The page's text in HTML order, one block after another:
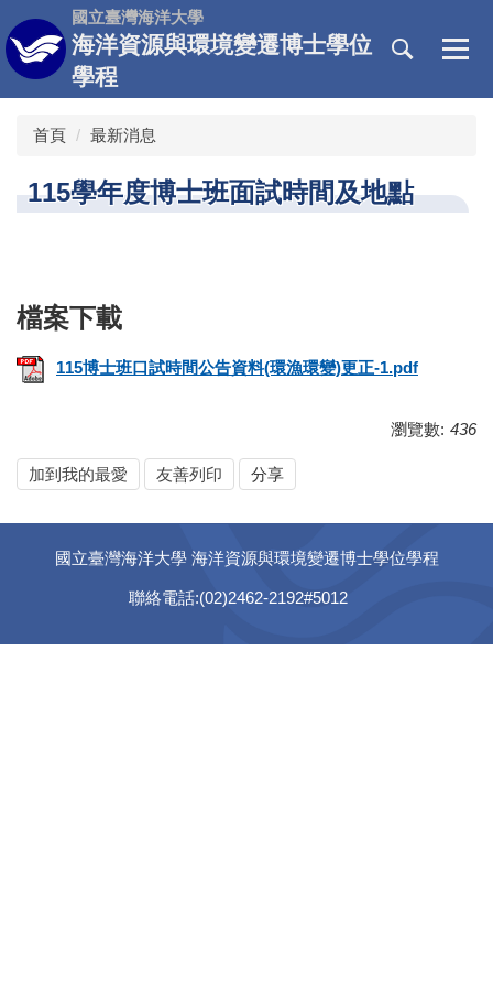
跳
到
主
國立臺灣海洋大學
海洋資源與環境變遷博士學位
學程
首頁 最新消息
115學年度博士班面試時間及地點
115博士班口試時間公告資料(環漁環變)更正-1.pdf
瀏覽數: 436
加到我的最愛 友善列印 分享
國立臺灣海洋大學 海洋資源與環境變遷博士學位學程
聯絡電話:(02)2462-2192#5012